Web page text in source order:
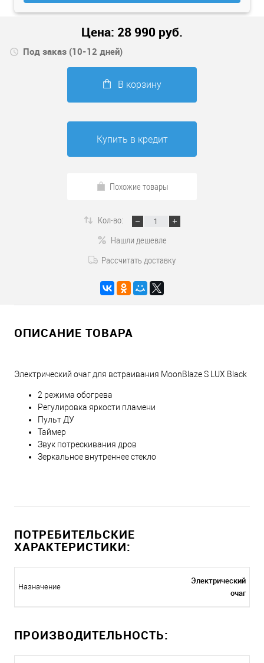
Цена: 28 990 руб.
Под заказ (10-12 дней)
В корзину
Купить в кредит
Похожие товары
Кол-во:
Нашли дешевле
Рассчитать доставку
ОПИСАНИЕ ТОВАРА
Электрический очаг для встраивания MoonBlaze S LUX Black
2 режима обогрева
Регулировка яркости пламени
Пульт ДУ
Таймер
Звук потрескивания дров
Зеркальное внутреннее стекло
ПОТРЕБИТЕЛЬСКИЕ
ХАРАКТЕРИСТИКИ:
Назначение
Электрический
очаг
ПРОИЗВОДИТЕЛЬНОСТЬ: